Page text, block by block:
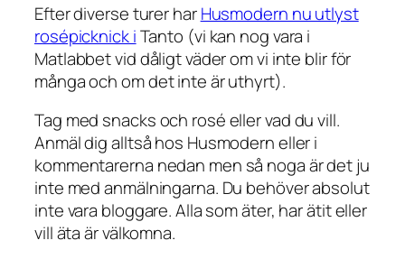
Efter diverse turer harHusmodern nu utlyst
rosépicknick iTanto (vi kan nog vara i
Matlabbet vid dåligt väder om vi inte blir för
många och om det inte är uthyrt).
Tag med snacks och rosé eller vad du vill.
Anmäl dig alltså hos Husmodern eller i
kommentarerna nedan men så noga är det ju
inte med anmälningarna. Du behöver absolut
inte vara bloggare. Alla som äter, har ätit eller
vill äta är välkomna.